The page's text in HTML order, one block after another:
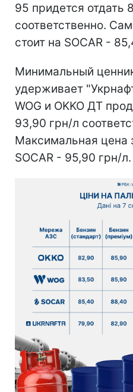
95 придется отдать
соответственно.
стоит на SOCAR -
Минимальный
удерживает
WOG и OKKO ДТ
93,90 грн/л
Максимальная цена
SOCAR - 95,90 грн/л.